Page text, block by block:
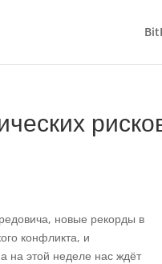
новые рекорды в
конфликта, и
на этой неделе нас ждёт